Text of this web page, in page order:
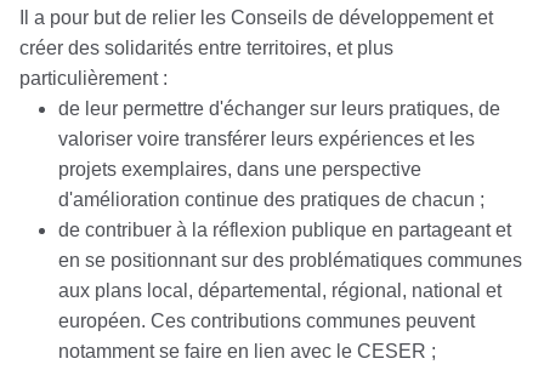
Il a pour but de relier les Conseils de développement et
créer des solidarités entre territoires, et plus
particulièrement :
de leur permettre d'échanger sur leurs pratiques, de
valoriser voire transférer leurs expériences et les
projets exemplaires, dans une perspective
d'amélioration continue des pratiques de chacun ;
de contribuer à la réflexion publique en partageant et
en se positionnant sur des problématiques communes
aux plans local, départemental, régional, national et
européen. Ces contributions communes peuvent
notamment se faire en lien avec le CESER ;